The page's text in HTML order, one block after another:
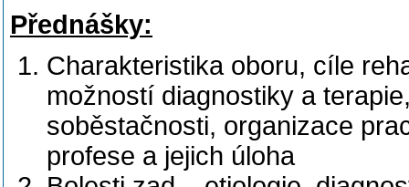
Přednášky:
Charakteristika oboru, cíle
možností diagnostiky a
soběstačnosti, organizace
profese a jejich úloha